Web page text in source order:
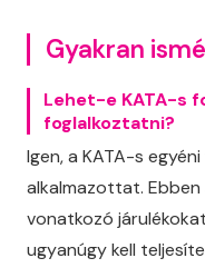
Gyakran
Lehet-e KATA-s
foglalkoztatni?
Igen, a KATA-s
alkalmazottat. Ebben
vonatkozó
ugyanúgy kell